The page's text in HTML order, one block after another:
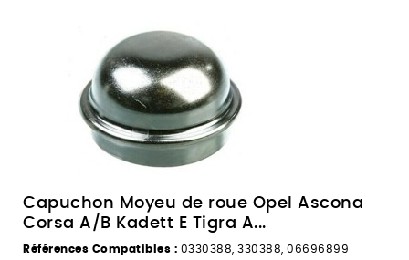
Capuchon Moyeu de roue Opel Ascona
Corsa A/B Kadett E Tigra A...
Références Compatibles : 0330388, 330388, 06696899